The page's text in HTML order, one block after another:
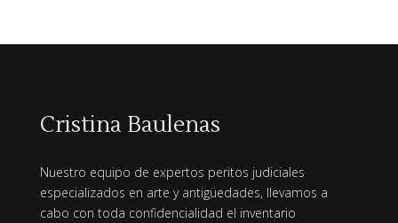
Cristina Baulenas
Nuestro equipo de expertos peritos judiciales
especializados en arte y antigüedades, llevamos a
cabo con toda confidencialidad el inventario